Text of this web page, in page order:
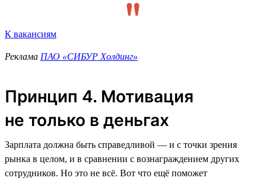
К вакансиям
Реклама ПАО «СИБУР Холдинг»
Принцип 4. Мотивация
не только в деньгах
Зарплата должна быть справедливой — и с точки зрения
рынка в целом, и в сравнении с вознаграждением других
сотрудников. Но это не всё. Вот что ещё поможет